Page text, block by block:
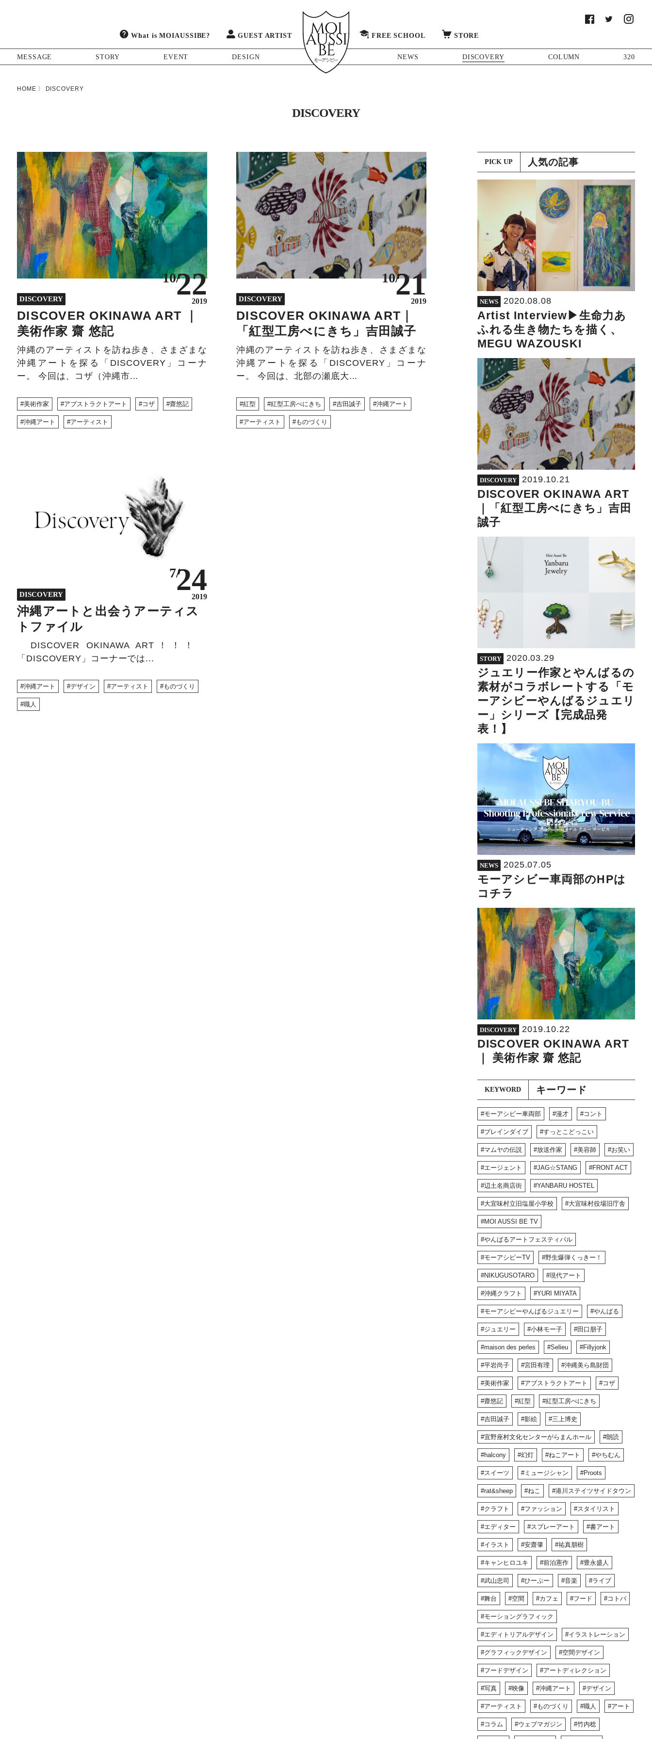
What is MOIAUSSIBE? GUEST ARTIST FREE SCHOOL STORE
MESSAGE STORY EVENT DESIGN NEWS DISCOVERY COLUMN 320
HOME DISCOVERY
DISCOVERY
DISCOVERY
10/22
2019
DISCOVER OKINAWA ART ｜
美術作家 齋 悠記
沖縄のアーティストを訪ね歩き、さまざまな
沖縄アートを探る「DISCOVERY」コーナ
ー。 今回は、コザ（沖縄市...
美術作家 アブストラクトアート コザ 齋悠記
沖縄アート アーティスト
DISCOVERY
10/21
2019
DISCOVER OKINAWA ART｜
「紅型工房べにきち」吉田誠子
沖縄のアーティストを訪ね歩き、さまざまな
沖縄アートを探る「DISCOVERY」コーナ
ー。 今回は、北部の瀬底大...
紅型 紅型工房べにきち 吉田誠子 沖縄アート
アーティスト ものづくり
DISCOVERY
7/24
2019
沖縄アートと出会うアーティス
トファイル
DISCOVER OKINAWA ART！！！
「DISCOVERY」コーナーでは...
沖縄アート デザイン アーティスト ものづくり
職人
人気の記事
PICK UP
NEWS 2020.08.08
Artist Interview▶︎生命力あ
ふれる生き物たちを描く、
MEGU WAZOUSKI
DISCOVERY 2019.10.21
DISCOVER OKINAWA ART
｜「紅型工房べにきち」吉田
誠子
STORY 2020.03.29
ジュエリー作家とやんばるの
素材がコラボレートする「モ
ーアシビーやんばるジュエリ
ー」シリーズ【完成品発
表！】
NEWS 2025.07.05
モーアシビー車両部のHPは
コチラ
DISCOVERY 2019.10.22
DISCOVER OKINAWA ART
｜ 美術作家 齋 悠記
キーワード
KEYWORD
モーアシビー車両部 漫才 コント
ブレインダイブ すっとこどっこい
マムヤの伝説 放送作家 美容師 お笑い
エージェント JAG☆STANG FRONT ACT
辺土名商店街 YANBARU HOSTEL
大宜味村立旧塩屋小学校 大宜味村役場旧庁舎
MOI AUSSI BE TV
やんばるアートフェスティバル
モーアシビーTV 野生爆弾くっきー！
NIKUGUSOTARO 現代アート
沖縄クラフト YURI MIYATA
モーアシビーやんばるジュエリー やんばる
ジュエリー 小林モー子 田口朋子
maison des perles Selieu Fillyjonk
平岩尚子 宮田有理 沖縄美ら島財団
美術作家 アブストラクトアート コザ
齋悠記 紅型 紅型工房べにきち
吉田誠子 影絵 三上博史
宜野座村文化センターがらまんホール 朗読
halcony 幻灯 ねこアート やちむん
スイーツ ミュージシャン Proots
rat&sheep ねこ 港川ステイツサイドタウン
クラフト ファッション スタイリスト
エディター スプレーアート 書アート
イラスト 安齋肇 祐真朋樹
キャンヒロユキ 前泊憲作 豊永盛人
武山忠司 ひーぷー 音楽 ライブ
舞台 空間 カフェ フード コトバ
モーショングラフィック
エディトリアルデザイン イラストレーション
グラフィックデザイン 空間デザイン
フードデザイン アートディレクション
写真 映像 沖縄アート デザイン
アーティスト ものづくり 職人 アート
コラム ウェブマガジン 竹内稔